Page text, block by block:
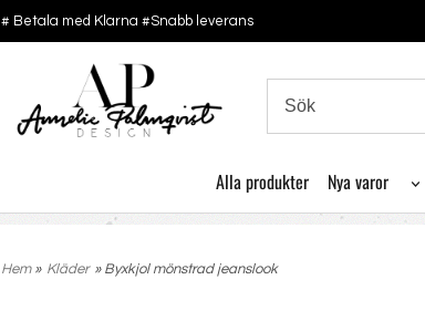
# Betala med Klarna #Snabb leverans
Alla produkter Nya varor
Hem» Kläder » Byxkjol mönstrad jeanslook